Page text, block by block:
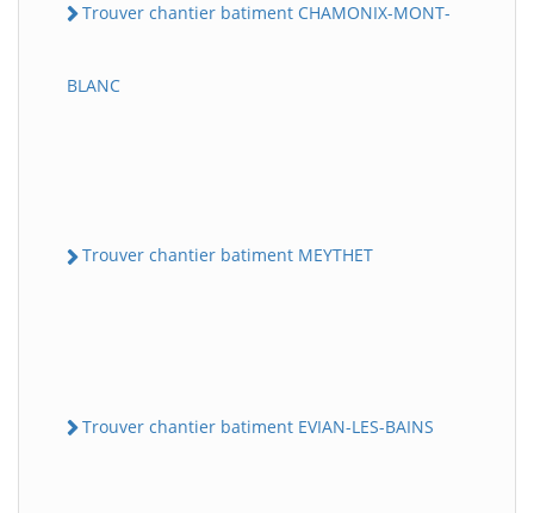
Trouver chantier batiment CHAMONIX-MONT-
BLANC
Trouver chantier batiment MEYTHET
Trouver chantier batiment EVIAN-LES-BAINS